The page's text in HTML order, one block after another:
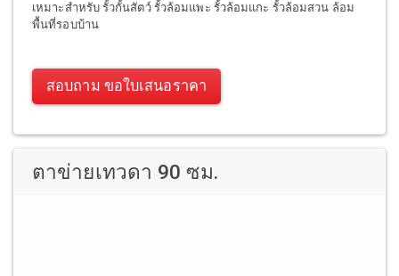
เหมาะสำหรับ รั้วกั้นสัตว์ รั้วล้อมแพะ รั้วล้อมแกะ รั้วล้อมสวน ล้อม
พื้นที่รอบบ้าน
สอบถาม ขอใบเสนอราคา
ตาข่ายเทวดา 90 ซม.